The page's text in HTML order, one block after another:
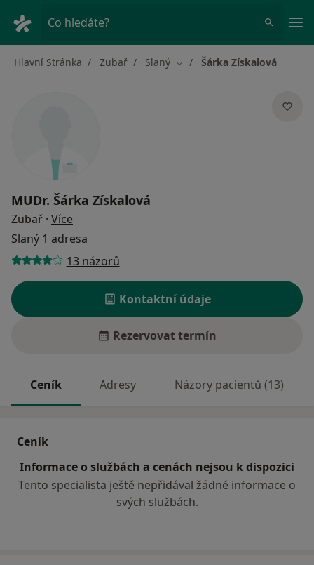
Co hledáte?
Hlavní Stránka Zubař Slaný Změna města
Šárka Získalová
MUDr. Šárka Získalová
Zubař · Více
Slaný 1 adresa
13 názorů
Kontaktní údaje
Rezervovat termín
Ceník Adresy Názory pacientů (13)
Ceník
Informace o službách a cenách nejsou k dispozici
Tento specialista ještě nepřidával žádné informace o
svých službách.